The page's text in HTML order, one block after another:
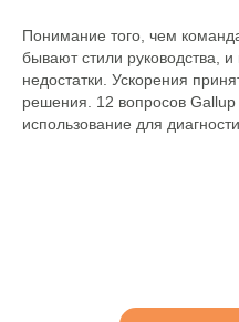
Понимание того, чем
бывают стили руководства,
недостатки. Ускорения
решения. 12 вопросов
использование для